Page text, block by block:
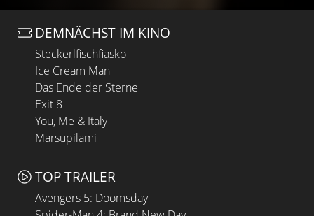
DEMNÄCHST IM KINO
Steckerlfischfiasko
Ice Cream Man
Das Ende der Sterne
Exit 8
You, Me & Italy
Marsupilami
TOP TRAILER
Avengers 5: Doomsday